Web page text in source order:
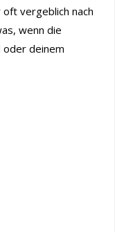
vergeblich nach
wenn die
oder deinem